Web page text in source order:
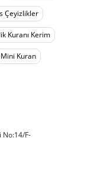
Çeyizlikler
Kuranı Kerim
Mini Kuran
No:14/F-